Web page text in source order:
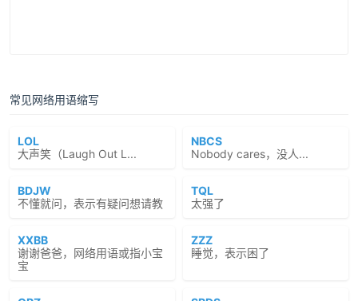
常见网络用语缩写
LOL
大声笑（Laugh Out L...
NBCS
Nobody cares，没人...
BDJW
不懂就问，表示有疑问想请教
TQL
太强了
XXBB
谢谢爸爸，网络用语或指小宝
宝
ZZZ
睡觉，表示困了